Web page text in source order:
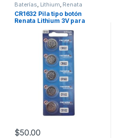
Baterías, Lithium, Renata
CR1632 Pila tipo botón
Renata Lithium 3V para
controles remotos, etc.
$50.00